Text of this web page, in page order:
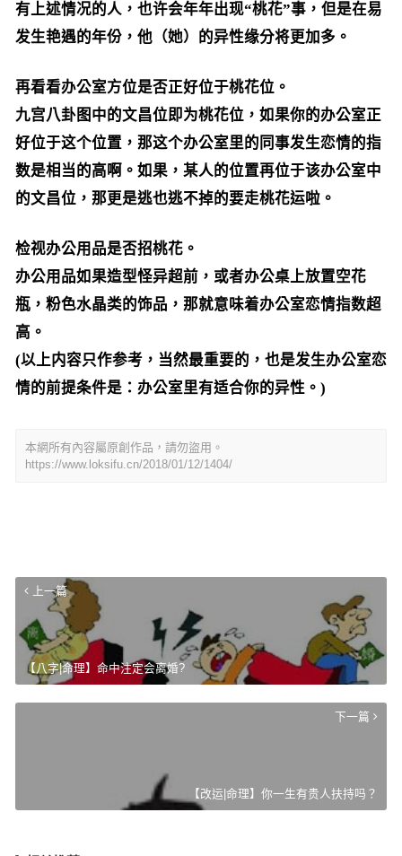
有上述情况的人，也许会年年出现“桃花”事，但是在易
发生艳遇的年份，他（她）的异性缘分将更加多。
再看看办公室方位是否正好位于桃花位。
九宫八卦图中的文昌位即为桃花位，如果你的办公室正
好位于这个位置，那这个办公室里的同事发生恋情的指
数是相当的高啊。如果，某人的位置再位于该办公室中
的文昌位，那更是逃也逃不掉的要走桃花运啦。
检视办公用品是否招桃花。
办公用品如果造型怪异超前，或者办公桌上放置空花
瓶，粉色水晶类的饰品，那就意味着办公室恋情指数超
高。
(以上内容只作参考，当然最重要的，也是发生办公室恋
情的前提条件是：办公室里有适合你的异性。)
本網所有內容屬原創作品，請勿盜用。
https://www.loksifu.cn/2018/01/12/1404/
上一篇
【八字|命理】命中注定会离婚?
下一篇
【改运|命理】你一生有贵人扶持吗？